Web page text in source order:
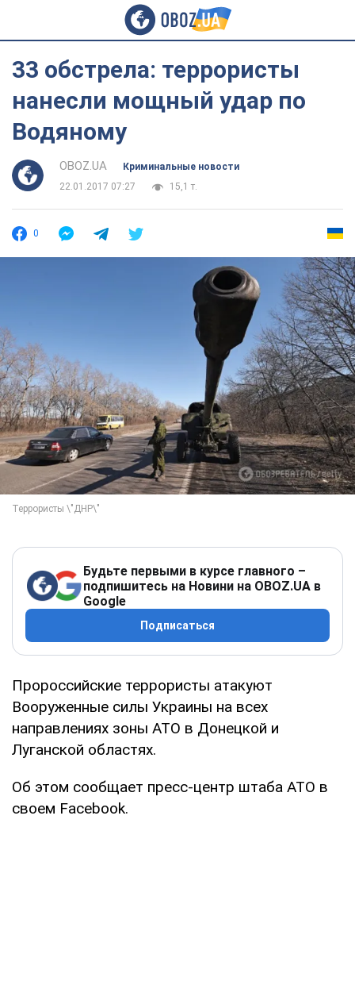
33 обстрела: террористы
нанесли мощный удар по
Водяному
OBOZ.UA
Криминальные новости
22.01.2017 07:27
15,1 т.
0
Будьте первыми в курсе главного –
подпишитесь на Новини на OBOZ.UA в
Google
Подписаться
Пророссийские террористы атакуют
Вооруженные силы Украины на всех
направлениях зоны АТО в Донецкой и
Луганской областях.
Об этом сообщает пресс-центр штаба АТО в
своем Facebook.